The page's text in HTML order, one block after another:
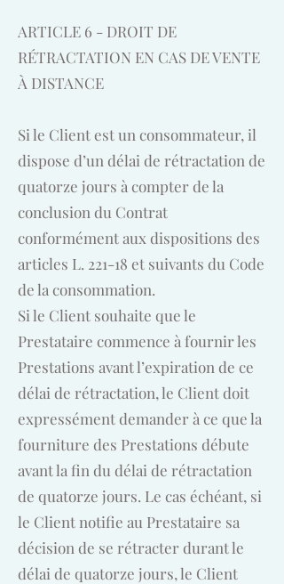
ARTICLE 6 - DROIT DE
RÉTRACTATION EN CAS DE VENTE
À DISTANCE
Si le Client est un consommateur, il
dispose d’un délai de rétractation de
quatorze jours à compter de la
conclusion du Contrat
conformément aux dispositions des
articles L. 221-18 et suivants du Code
de la consommation.
Si le Client souhaite que le
Prestataire commence à fournir les
Prestations avant l’expiration de ce
délai de rétractation, le Client doit
expressément demander à ce que la
fourniture des Prestations débute
avant la fin du délai de rétractation
de quatorze jours. Le cas échéant, si
le Client notifie au Prestataire sa
décision de se rétracter durant le
délai de quatorze jours, le Client